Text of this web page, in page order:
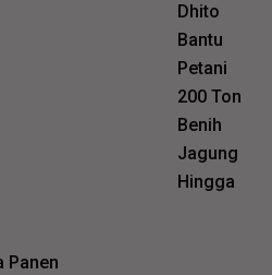
Dhito
Bantu
Petani
200 Ton
Benih
Jagung
Hingga
Panen